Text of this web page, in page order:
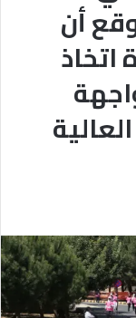
أن
اتخاذ